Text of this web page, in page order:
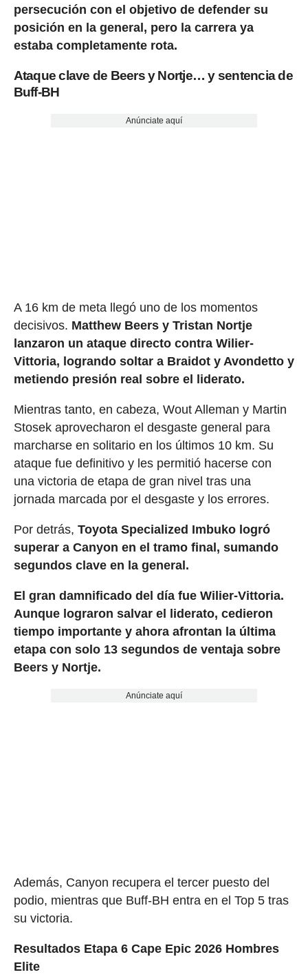
persecución con el objetivo de defender su
posición en la general, pero la carrera ya
estaba completamente rota.
Ataque clave de Beers y Nortje… y sentencia de
Buff-BH
Anúnciate aquí
A 16 km de meta llegó uno de los momentos
decisivos. Matthew Beers y Tristan Nortje
lanzaron un ataque directo contra Wilier-
Vittoria, logrando soltar a Braidot y Avondetto y
metiendo presión real sobre el liderato.
Mientras tanto, en cabeza, Wout Alleman y Martin
Stosek aprovecharon el desgaste general para
marcharse en solitario en los últimos 10 km. Su
ataque fue definitivo y les permitió hacerse con
una victoria de etapa de gran nivel tras una
jornada marcada por el desgaste y los errores.
Por detrás, Toyota Specialized Imbuko logró
superar a Canyon en el tramo final, sumando
segundos clave en la general.
El gran damnificado del día fue Wilier-Vittoria.
Aunque lograron salvar el liderato, cedieron
tiempo importante y ahora afrontan la última
etapa con solo 13 segundos de ventaja sobre
Beers y Nortje.
Anúnciate aquí
Además, Canyon recupera el tercer puesto del
podio, mientras que Buff-BH entra en el Top 5 tras
su victoria.
Resultados Etapa 6 Cape Epic 2026 Hombres
Elite